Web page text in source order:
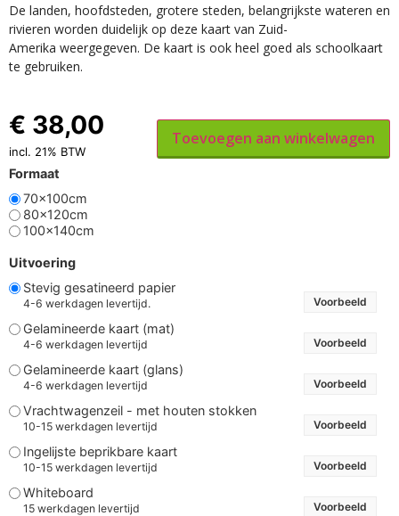
De landen, hoofdsteden, grotere steden, belangrijkste wateren en
rivieren worden duidelijk op deze kaart van Zuid-
Amerika weergegeven. De kaart is ook heel goed als schoolkaart
te gebruiken.
Formaat
70x100cm
80x120cm
100x140cm
Uitvoering
Stevig gesatineerd papier
4-6 werkdagen levertijd. Voorbeeld
Gelamineerde kaart (mat)
4-6 werkdagen levertijd Voorbeeld
Gelamineerde kaart (glans)
4-6 werkdagen levertijd Voorbeeld
Vrachtwagenzeil - met houten stokken
10-15 werkdagen levertijd Voorbeeld
Ingelijste beprikbare kaart
10-15 werkdagen levertijd Voorbeeld
Whiteboard
15 werkdagen levertijd Voorbeeld
€ 38,00
incl. 21% BTW
Toevoegen aan winkelwagen